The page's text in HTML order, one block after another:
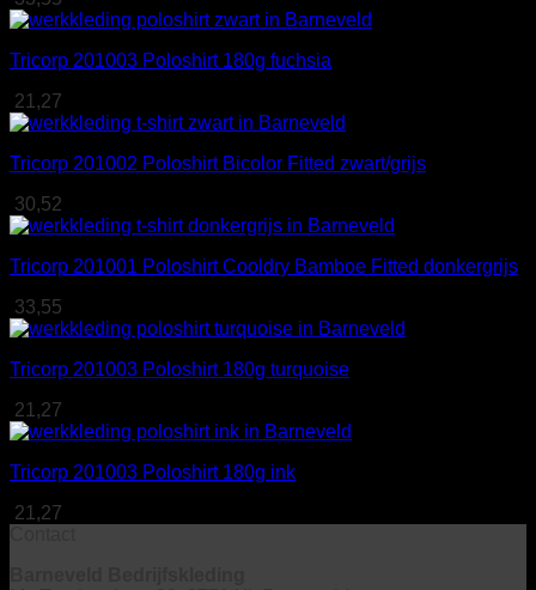
Tricorp 201003 Poloshirt 180g fuchsia
21,27
Tricorp 201002 Poloshirt Bicolor Fitted zwart/grijs
30,52
Tricorp 201001 Poloshirt Cooldry Bamboe Fitted donkergrijs
33,55
Tricorp 201003 Poloshirt 180g turquoise
21,27
Tricorp 201003 Poloshirt 180g ink
21,27